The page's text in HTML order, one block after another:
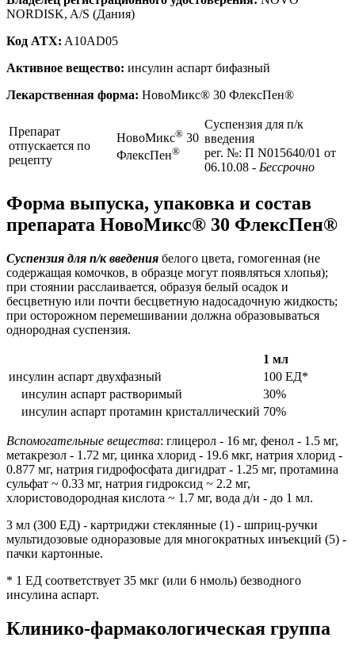
NORDISK, A/S (Дания)
Код ATX: A10AD05
Активное вещество: инсулин аспарт бифазный
Лекарственная форма: НовоМикс® 30 ФлексПен®
Препарат
отпускается по
рецепту
НовоМикс® 30
ФлексПен®
Суспензия для п/к
введения
рег. №: П N015640/01 от
06.10.08 - Бессрочно
Форма выпуска, упаковка и состав
препарата НовоМикс® 30 ФлексПен®
Суспензия для п/к введения белого цвета, гомогенная (не
содержащая комочков, в образце могут появляться хлопья);
при стоянии расслаивается, образуя белый осадок и
бесцветную или почти бесцветную надосадочную жидкость;
при осторожном перемешивании должна образовываться
однородная суспензия.
1 мл
инсулин аспарт двухфазный
100 ЕД*
инсулин аспарт растворимый
30%
инсулин аспарт протамин кристаллический 70%
Вспомогательные вещества: глицерол - 16 мг, фенол - 1.5 мг,
метакрезол - 1.72 мг, цинка хлорид - 19.6 мкг, натрия хлорид -
0.877 мг, натрия гидрофосфата дигидрат - 1.25 мг, протамина
сульфат ~ 0.33 мг, натрия гидроксид ~ 2.2 мг,
хлористоводородная кислота ~ 1.7 мг, вода д/и - до 1 мл.
3 мл (300 ЕД) - картриджи стеклянные (1) - шприц-ручки
мультидозовые одноразовые для многократных инъекций (5) -
пачки картонные.
* 1 ЕД соответствует 35 мкг (или 6 нмоль) безводного
инсулина аспарт.
Клинико-фармакологическая группа